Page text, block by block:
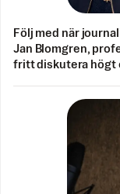
Följ med när
Jan Blomgren,
fritt diskutera högt